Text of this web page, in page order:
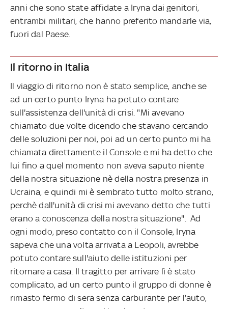
anni che sono state affidate a Iryna dai genitori,
entrambi militari, che hanno preferito mandarle via,
fuori dal Paese.
Il ritorno in Italia
Il viaggio di ritorno non è stato semplice, anche se
ad un certo punto Iryna ha potuto contare
sull'assistenza dell'unità di crisi. "Mi avevano
chiamato due volte dicendo che stavano cercando
delle soluzioni per noi, poi ad un certo punto mi ha
chiamata direttamente il Console e mi ha detto che
lui fino a quel momento non aveva saputo niente
della nostra situazione nè della nostra presenza in
Ucraina, e quindi mi è sembrato tutto molto strano,
perchè dall'unità di crisi mi avevano detto che tutti
erano a conoscenza della nostra situazione". Ad
ogni modo, preso contatto con il Console, Iryna
sapeva che una volta arrivata a Leopoli, avrebbe
potuto contare sull'aiuto delle istituzioni per
ritornare a casa. Il tragitto per arrivare lì è stato
complicato, ad un certo punto il gruppo di donne è
rimasto fermo di sera senza carburante per l'auto,